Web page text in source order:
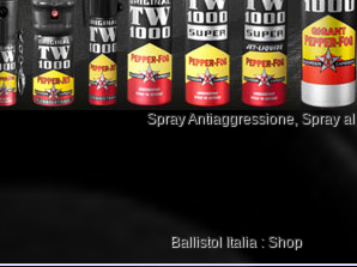
Spray Antiaggressione, Spray
Ballistol Italia : Shop